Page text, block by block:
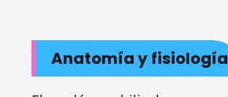
Anatomía y fisiología